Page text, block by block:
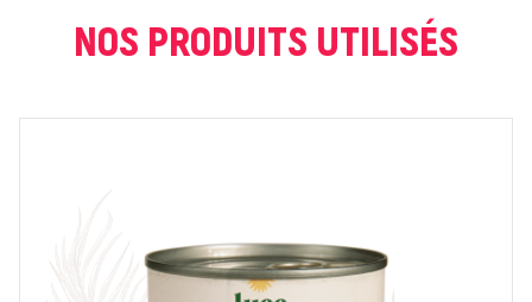
COMMENTAIRE *
NOS PRODUITS UTILISÉS